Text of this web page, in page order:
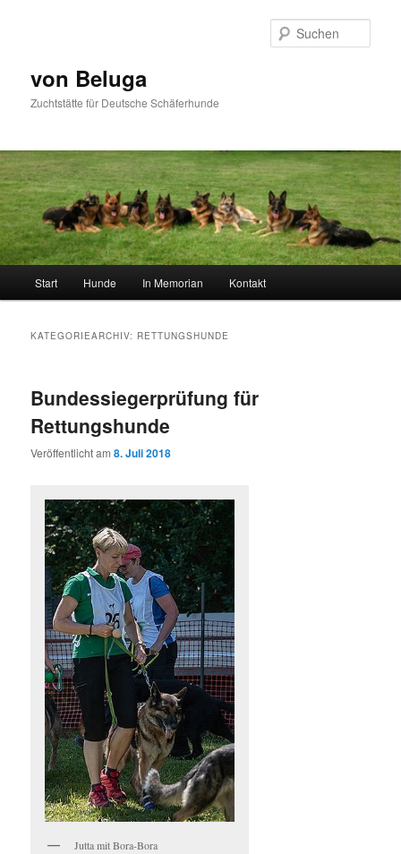
von Beluga
Zuchtstätte für Deutsche Schäferhunde
Start Hunde In Memorian Kontakt
KATEGORIEARCHIV: RETTUNGSHUNDE
Bundessiegerprüfung für
Rettungshunde
Veröffentlicht am8. Juli 2018
Jutta mit Bora-Bora